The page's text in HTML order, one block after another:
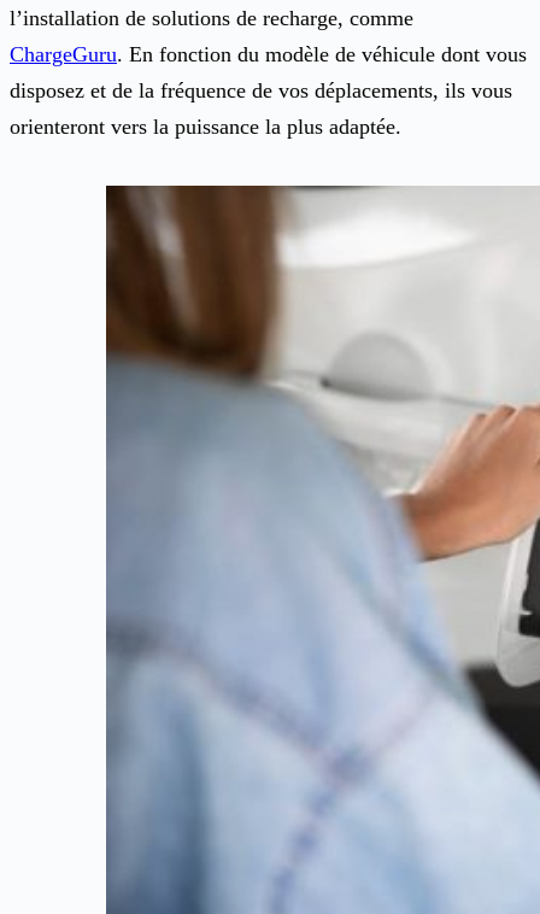
l’installation de solutions de recharge, comme
ChargeGuru. En fonction du modèle de véhicule dont vous
disposez et de la fréquence de vos déplacements, ils vous
orienteront vers la puissance la plus adaptée.